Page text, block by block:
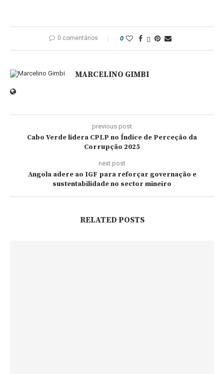
0 comentários 0
MARCELINO GIMBI
previous post
Cabo Verde lidera CPLP no Índice de Perceção da
Corrupção 2025
next post
Angola adere ao IGF para reforçar governação e
sustentabilidade no sector mineiro
RELATED POSTS